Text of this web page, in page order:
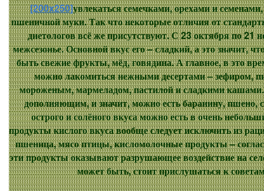
[200x250]увлекаться семечками, орехами и
пшеничной муки. Так что некоторые отличия от
диетологов всё же присутствуют. С 23 октября по 21
межсезонье. Основной вкус его – сладкий, а это значит,
быть свежие фрукты, мёд, говядина. А главное, в это
можно лакомиться нежными десертами – зефиром,
мороженым, мармеладом, пастилой и сладкими кашами.
дополняющим, и значит, можно есть баранину, пшено,
острого и солёного вкуса можно есть в очень
продукты кислого вкуса вообще следует исключить из
пшеница, мясо птицы, кисломолочные продукты –
эти продукты оказывают разрушающее воздействие на
может быть, стоит прислушаться к